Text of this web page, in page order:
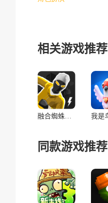
相关游戏推荐
融合蜘蛛侠汉化版(辅助菜单)
同款游戏推荐